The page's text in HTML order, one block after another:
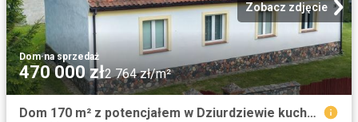
Zobacz zdjęcie
Dom·na sprzedaż
470 000 zł2 764 zł/m²
Dom 170 m² z potencjałem w Dziurdziewie kuchnia, 9 pokoi